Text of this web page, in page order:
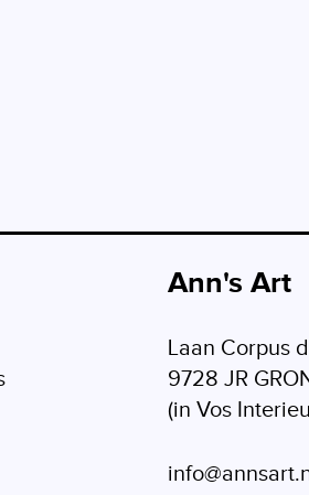
Ann's Art
Laan Corpus
9728 JR
(in Vos